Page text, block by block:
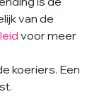
van de
voor meer
koeriers. Een